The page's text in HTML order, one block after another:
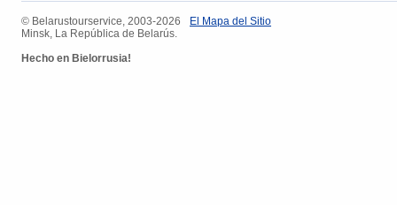
© ​Belarustourservice, 2003-2026
Minsk, La República de Belarús.
Hecho en Bielorrusia!
​El Mapa del Sitio